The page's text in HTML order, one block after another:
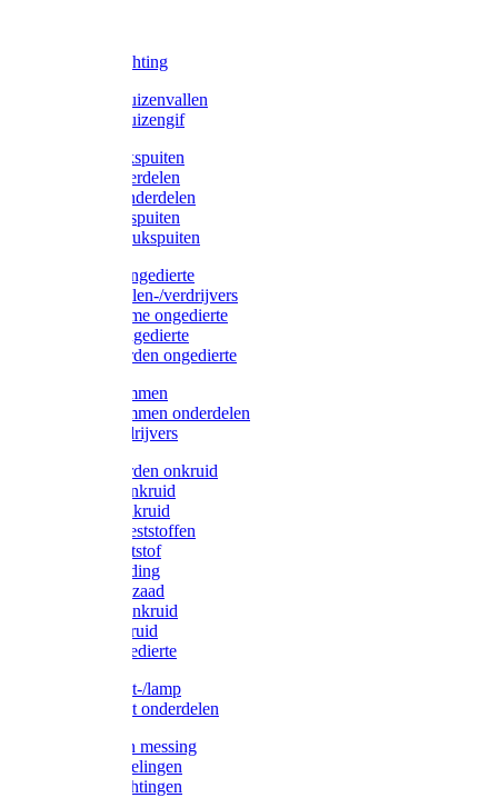
LED verlichting
Ratten / Muizenvallen
Ratten / Muizengif
Gloria drukspuiten
Gloria onderdelen
Gardena onderdelen
Dario drukspuiten
Gardena drukspuiten
Diversen ongedierte
Insectenvallen-/verdrijvers
Protect Home ongedierte
Solabiol ongedierte
Protect Garden ongedierte
Mollenklemmen
Mollenklemmen onderdelen
Mollenverdrijvers
Protect Garden onkruid
Diversen onkruid
Solabiol onkruid
Solabiol meststoffen
Pokon meststof
Pokon voeding
Pokon graszaad
Roundup onkruid
Pokon onkruid
Pokon ongedierte
Vliegenkast-/lamp
Vliegenkast onderdelen
Zuigkorven messing
Geka koppelingen
Geka afdichtingen